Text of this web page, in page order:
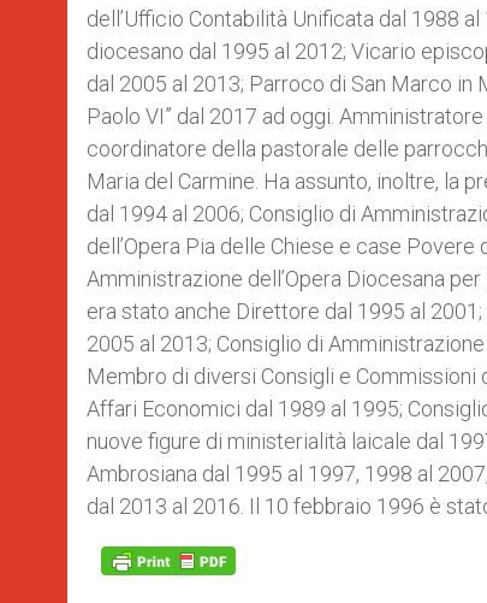
dell’Ufficio Contabilità Unificata dal 1988
diocesano dal 1995 al 2012; Vicario
dal 2005 al 2013; Parroco di San Marco in
Paolo VI” dal 2017 ad oggi.
coordinatore della pastorale delle
Maria del Carmine. Ha assunto, inoltre, la
dal 1994 al 2006; Consiglio di
dell’Opera Pia delle Chiese e case
Amministrazione dell’Opera Diocesana
era stato anche Direttore dal 1995 al
2005 al 2013; Consiglio di
Membro di diversi Consigli e
Affari Economici dal 1989 al 1995;
nuove figure di ministerialità laicale dal
Ambrosiana dal 1995 al 1997, 1998 al
dal 2013 al 2016. Il 10 febbraio 1996 è